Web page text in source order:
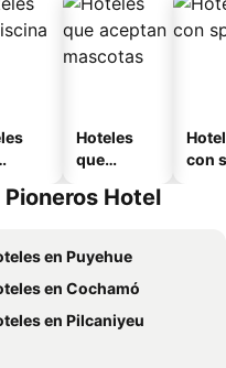
Hoteles
que
mascotas
con
Hotel
en Puyehue
en Cochamó
en Pilcaniyeu